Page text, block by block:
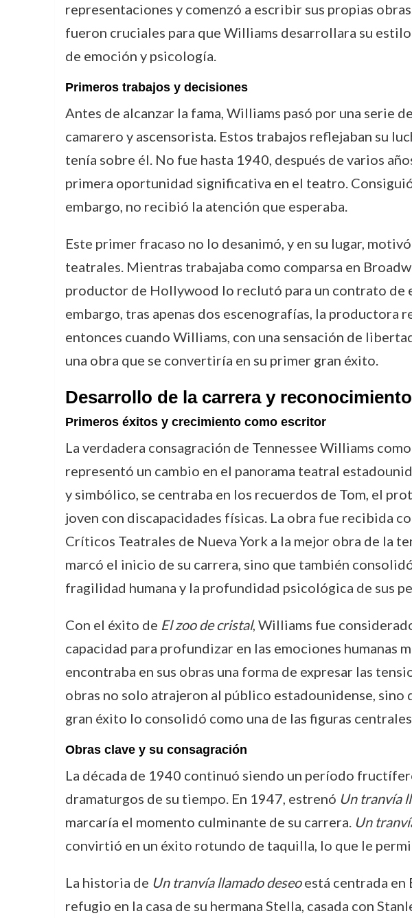
representaciones y comenzó a escribir sus propias
fueron cruciales para que Williams desarrollara su
de emoción y psicología.
Primeros trabajos y decisiones
Antes de alcanzar la fama, Williams pasó por una serie
camarero y ascensorista. Estos trabajos reflejaban su
tenía sobre él. No fue hasta 1940, después de varios
primera oportunidad significativa en el teatro.
embargo, no recibió la atención que esperaba.
Este primer fracaso no lo desanimó, y en su lugar,
teatrales. Mientras trabajaba como comparsa en
productor de Hollywood lo reclutó para un contrato de
embargo, tras apenas dos escenografías, la productora
entonces cuando Williams, con una sensación de
una obra que se convertiría en su primer gran éxito.
Desarrollo de la carrera y reconocimiento
Primeros éxitos y crecimiento como escritor
La verdadera consagración de Tennessee Williams
representó un cambio en el panorama teatral
y simbólico, se centraba en los recuerdos de Tom, el
joven con discapacidades físicas. La obra fue recibida
Críticos Teatrales de Nueva York a la mejor obra de la
marcó el inicio de su carrera, sino que también
fragilidad humana y la profundidad psicológica de sus
Con el éxito de El zoo de cristal, Williams fue
capacidad para profundizar en las emociones humanas
encontraba en sus obras una forma de expresar las
obras no solo atrajeron al público estadounidense,
gran éxito lo consolidó como una de las figuras
Obras clave y su consagración
La década de 1940 continuó siendo un período
dramaturgos de su tiempo. En 1947, estrenó Un tranvía
marcaría el momento culminante de su carrera. Un
convirtió en un éxito rotundo de taquilla, lo que le
La historia de Un tranvía llamado deseoestá centrada en
refugio en la casa de su hermana Stella, casada con